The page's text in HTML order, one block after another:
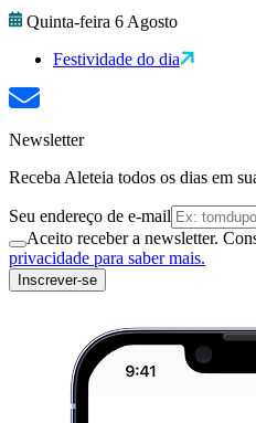
Quinta-feira 6 Agosto
Festividade do dia
Newsletter
Receba Aleteia todos os dias em
Seu endereço de e-mail
Aceito receber a newsletter.
privacidade para saber mais.
Inscrever-se